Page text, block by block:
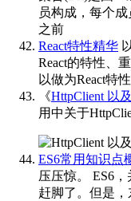
员构成，每个
之前
React特性精华
React的特性、
以做为React特
《HttpClient 以
用中关于
ES6常用知识点
压压惊。 ES6
赶脚了。但是